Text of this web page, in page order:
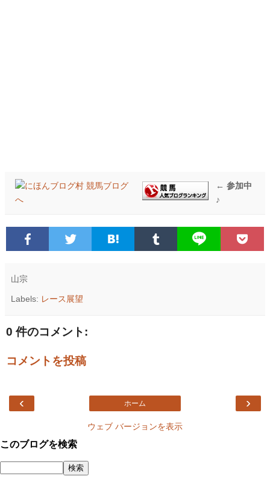
← 参加中
♪
山宗
Labels: レース展望
0 件のコメント:
コメントを投稿
‹ ›
ホーム
ウェブ バージョンを表示
このブログを検索